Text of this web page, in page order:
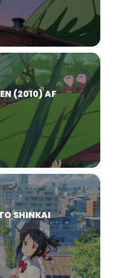
(2010) AF
SHINKAI